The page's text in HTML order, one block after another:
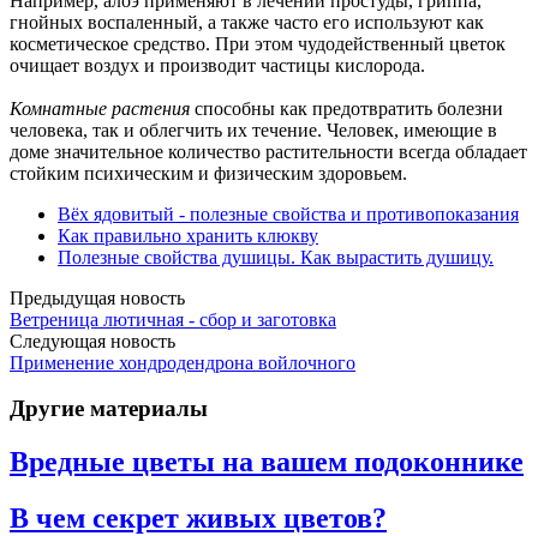
гнойных воспаленный, а также часто его используют как
косметическое средство. При этом чудодейственный цветок
очищает воздух и производит частицы кислорода.
Комнатные растения способны как предотвратить болезни
человека, так и облегчить их течение. Человек, имеющие в
доме значительное количество растительности всегда обладает
стойким психическим и физическим здоровьем.
Вёх ядовитый - полезные свойства и противопоказания
Как правильно хранить клюкву
Полезные свойства душицы. Как вырастить душицу.
Предыдущая новость
Ветреница лютичная - сбор и заготовка
Следующая новость
Применение хондродендрона войлочного
Другие материалы
Вредные цветы на вашем подоконнике
В чем секрет живых цветов?